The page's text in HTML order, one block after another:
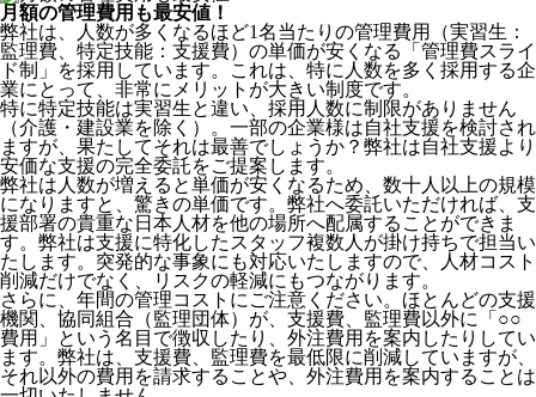
月額の管理費用も最安値！
弊社は、
人数が多くなるほど1名当たりの管理費用（実習生：
監理費、特定技能：支援費）の単価が安くなる「管理費スライ
ド制」を採用 しています。これは、特に人数を多く採用する企
業にとって、非常にメリットが大きい制度です。
特に特定技能は実習生と違い、採用人数に制限がありません
（介護・建設業を除く）。一部の企業様は自社支援を検討され
ますが、果たしてそれは最善でしょうか？弊社は自社支援より
安価な支援の完全委託をご提案します。
弊社は人数が増えると単価が安くなるため、数十人以上の規模
になりますと、驚きの単価です。弊社へ委託いただければ、支
援部署の貴重な日本人材を他の場所へ配属することができま
す。弊社は支援に特化したスタッフ複数人が掛け持ちで担当い
たします。突発的な事象にも対応いたしますので、人材コスト
削減だけでなく、リスクの軽減にもつながります。
さらに、年間の管理コストにご注意ください。ほとんどの支援
機関、協同組合（監理団体）が、支援費、監理費以外に「○○
費用」という名目で徴収したり、外注費用を案内したりしてい
ます。弊社は、支援費、監理費を最低限に削減していますが、
それ以外の費用を請求することや、外注費用を案内することは